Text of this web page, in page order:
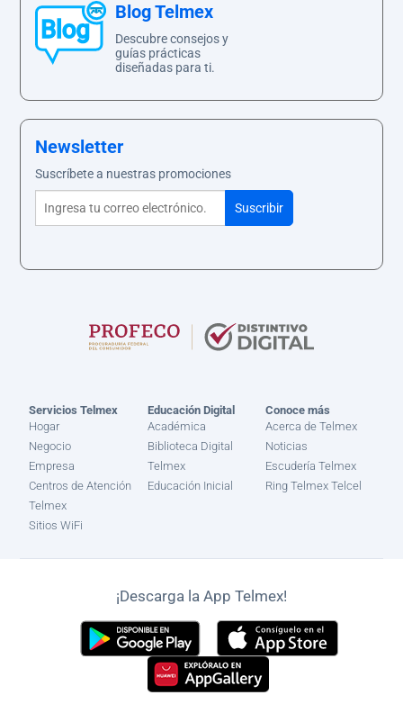
Blog Telmex
Descubre consejos y
guías prácticas
diseñadas para ti.
Newsletter
Suscríbete a nuestras promociones
Servicios Telmex
Hogar
Negocio
Empresa
Centros de Atención
Telmex
Sitios WiFi
Educación Digital
Académica
Biblioteca Digital
Telmex
Educación Inicial
Conoce más
Acerca de Telmex
Noticias
Escudería Telmex
Ring Telmex Telcel
¡Descarga la App Telmex!